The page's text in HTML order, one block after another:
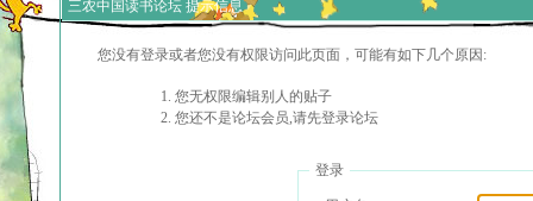
三农中国读书论坛 提示信息
您没有登录或者您没有权限访问此页面，可能有如下几个原因:
您无权限编辑别人的贴子
您还不是论坛会员,请先登录论坛
登录